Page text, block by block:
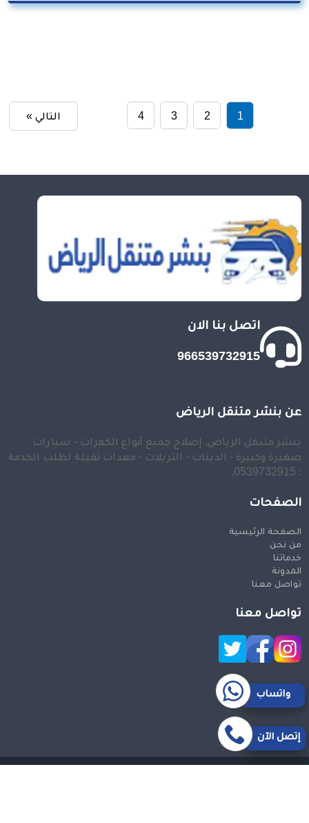
1
2
3
4 التالي »
اتصل بنا الان
966539732915
عن بنشر متنقل الرياض
بنشر متنقل الرياض, إصلاح جميع أنواع الكفرات - سيارات
صغيرة وكبيرة - الدينات - التريلات - معدات ثقيلة لطلب الخدمة
: 0539732915.
الصفحات
الصفحة الرئيسية
من نحن
خدماتنا
المدونة
تواصل معنا
تواصل معنا
إتصل الآن
واتساب